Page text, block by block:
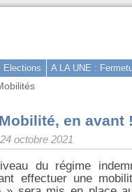
Elections A LA UNE :
en avant
octobre 2021
du régime
effectuer une